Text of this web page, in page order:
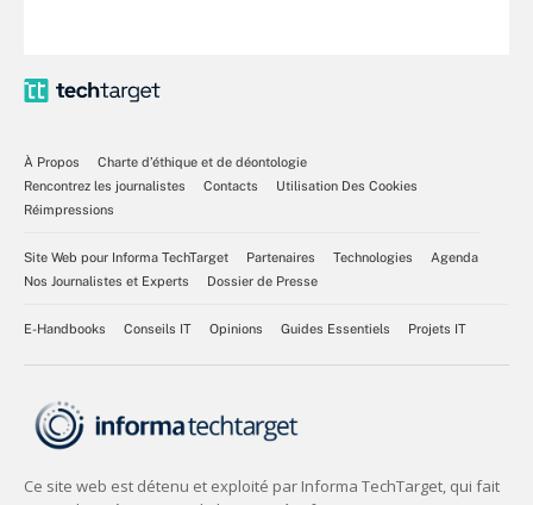
À Propos
Charte d’éthique et de déontologie
Rencontrez les journalistes
Contacts
Utilisation Des Cookies
Réimpressions
Site Web pour Informa TechTarget Partenaires Technologies
Agenda
Nos Journalistes et Experts
Dossier de Presse
E-Handbooks Conseils IT Opinions Guides Essentiels Projets IT